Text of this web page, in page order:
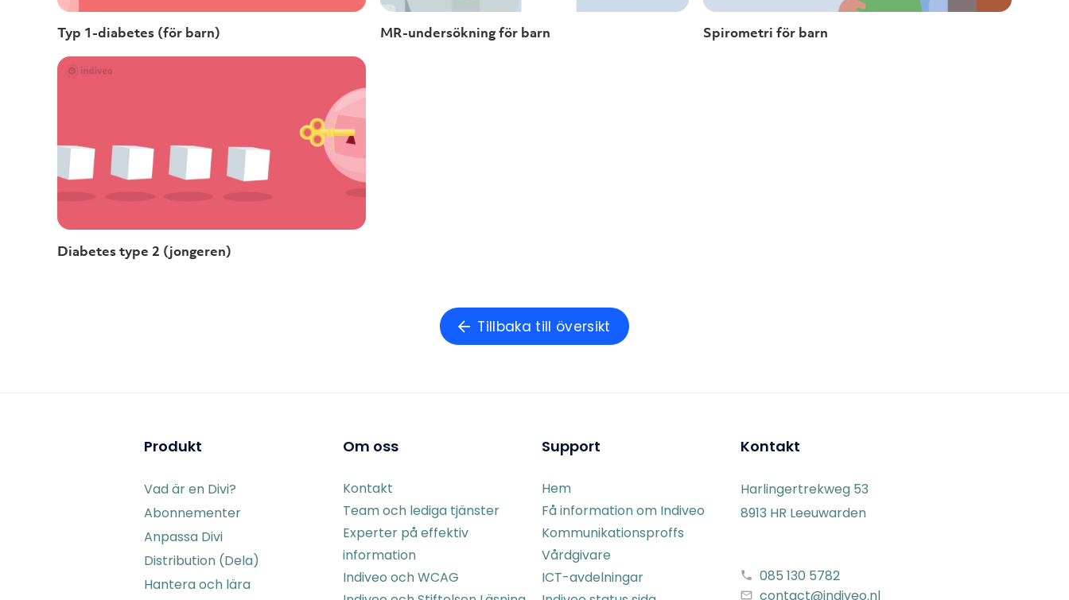
Typ 1-diabetes (för barn) MR-undersökning för barn Spirometri för barn
Diabetes type 2 (jongeren)
Tillbaka till översikt
Produkt
Vad är en Divi?
Abonnementer
Anpassa Divi
Distribution (Dela)
Hantera och lära
Om oss
Kontakt
Team och lediga tjänster
Experter på effektiv
information
Indiveo och WCAG
Support
Hem
Få information om Indiveo
Kommunikationsproffs
Vårdgivare
ICT-avdelningar
Kontakt
Harlingertrekweg 53
8913 HR Leeuwarden
085 130 5782
contact@indiveo.nl